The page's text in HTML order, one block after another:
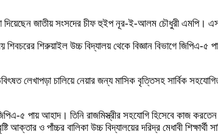
দিয়েছেন জাতীয় সংসদের চীফ হুইপ নূর-ই-আলম চৌধুরী এমপি।
শিরুয়াইল উচ্চ বিদ্যালয় থেকে বিজ্ঞান বিভাগে
লেখাপড়া চালিয়ে নেয়ার জন্য মাসিক বৃত্তিসহ সার্বিক
৫ পায় আহাদ। তিনি রাজমিস্ত্রীর সহযোগি হিসেবে কাজ
ও পাঁচ্চর বালিকা উচ্চ বিদ্যালয়ের দরিদ্র মেধাবী